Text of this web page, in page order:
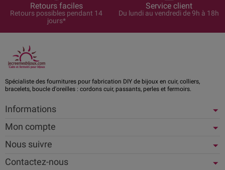
Retours faciles
Retours possibles pendant 14
jours*
Service client
Du lundi au vendredi de 9h à 18h
Spécialiste des fournitures pour fabrication DIY de bijoux en cuir, colliers,
bracelets, boucle d'oreilles : cordons cuir, passants, perles et fermoirs.
Informations
Mon compte
Nous suivre
Contactez-nous